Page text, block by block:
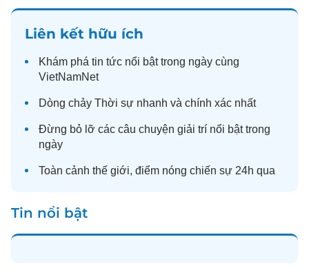
Liên kết hữu ích
Khám phá tin tức nổi bật trong ngày cùng
VietNamNet
Dòng chảy Thời sự nhanh và chính xác nhất
Đừng bỏ lỡ các câu chuyện giải trí nổi bật trong
ngày
Toàn cảnh thế giới, điểm nóng chiến sự 24h qua
Tin nổi bật